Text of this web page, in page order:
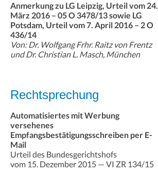
Anmerkung zu LG Leipzig, Urteil vom 24.
März 2016 – 05 O 3478/13 sowie LG
Potsdam, Urteil vom 7. April 2016 – 2 O
436/14
Von: Dr. Wolfgang Frhr. Raitz von Frentz
und Dr. Christian L. Masch, München
Rechtsprechung
Automatisiertes mit Werbung
versehenes
Empfangsbestätigungsschreiben per E-
Mail
Urteil des Bundesgerichtshofs
vom 15. Dezember 2015 — VI ZR 134/15